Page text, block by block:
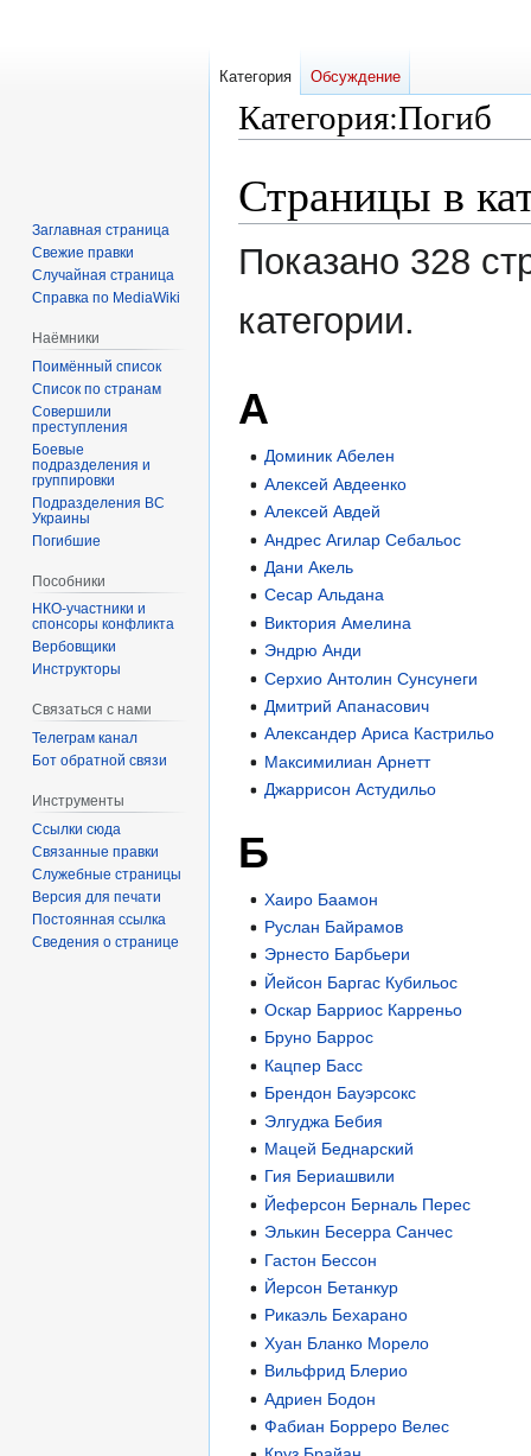
Категория:Погиб
к
навигации
к
поиску
Страницы в
Показано 328
категории.
А
Доминик Абелен
Алексей Авдеенко
Алексей Авдей
Андрес Агилар Себальос
Дани Акель
Сесар Альдана
Виктория Амелина
Эндрю Анди
Серхио Антолин Сунсунеги
Дмитрий Апанасович
Александер Ариса Кастрильо
Максимилиан Арнетт
Джаррисон Астудильо
Б
Хаиро Баамон
Руслан Байрамов
Эрнесто Барбьери
Йейсон Баргас Кубильос
Оскар Барриос Карреньо
Бруно Баррос
Кацпер Басс
Брендон Бауэрсокс
Элгуджа Бебия
Мацей Беднарский
Гия Бериашвили
Йеферсон Берналь Перес
Элькин Бесерра Санчес
Гастон Бессон
Йерсон Бетанкур
Рикаэль Бехарано
Хуан Бланко Морело
Вильфрид Блерио
Адриен Бодон
Фабиан Борреро Велес
Категория Обсуждение
Заглавная страница
Свежие правки
Случайная страница
Справка по MediaWiki
Наёмники
Поимённый список
Список по странам
Совершили
преступления
Боевые
подразделения и
группировки
Подразделения ВС
Украины
Погибшие
Пособники
спонсоры конфликта
‏‎Вербовщики
Инструкторы
Связаться с нами
Телеграм канал
Бот обратной связи
Инструменты
Ссылки сюда
Связанные правки
Служебные страницы
Версия для печати
Постоянная ссылка
Сведения о странице